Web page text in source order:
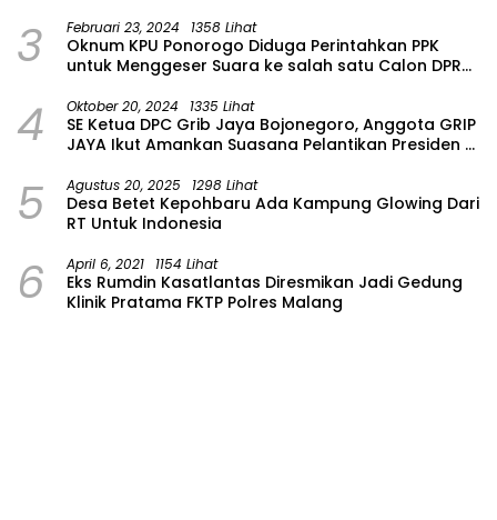
3 Februari 23, 2024 1358 Lihat
Oknum KPU Ponorogo Diduga Perintahkan PPK
untuk Menggeser Suara ke salah satu Calon DPRD
4 Oktober 20, 2024 1335 Lihat
SE Ketua DPC Grib Jaya Bojonegoro, Anggota GRIP
JAYA Ikut Amankan Suasana Pelantikan Presiden di
5 Agustus 20, 2025 1298 Lihat
Desa Betet Kepohbaru Ada Kampung Glowing Dari
RT Untuk Indonesia
6 April 6, 2021 1154 Lihat
Eks Rumdin Kasatlantas Diresmikan Jadi Gedung
Klinik Pratama FKTP Polres Malang